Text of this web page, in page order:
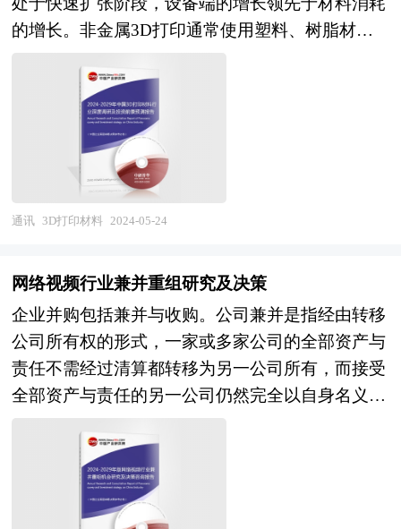
及多年的实践经验，对中国边缘AI计算盒行业的内
外部环境、行业发展现状、产业链发展状况、市场
供需、竞争格局、标杆企业、发展趋势、机会风
险、发展策略与投资建议等进行了分析，并重点分
析了我国边缘AI计算盒行业将面临的机遇与挑战，
对边缘AI计算盒行业未来的发展趋势及前景作出审
慎分析与预测。是边缘AI计算盒企业、学术科研单
位、投资企业准确了解行业最新发展动态，把握市
场机会，正确制定企业发展战略的必备参考工具，
的增长。非金属3D打印通常使用塑料、树脂材料
等，金属3D打印通常使用各类合金粉末和线材。
相比传统制造模式，非金属3D打印的优势主要在
于无模化和可定制，但受限于材料性能，其主要用
于样品和模具的生产，量和价都很难起来；而金属
3D打印除了具备无模化可定制优势外，在打印效
率和打印质量上相比传统金属加工工艺均有较为明
显的提升，具有更大的发展潜力。 本报告利用中
手市场数据，同时依据国家统计局、国家商务部、
国行业研究网、全国及海外专业研究机构提供的大
量权威资料，采用与国际同步的科学分析模型，全
面而准确地为您从行业的整体高度来架构分析体
系。让您全面、准确地把握整个3D打印材料行业
的市场走向和发展趋势。 报告对中国3D打印材料
行业的内外部环境、行业发展现状、产业链发展状
况、市场供需、竞争格局、标杆企业、发展趋势、
机会风险、发展策略与投资建议等进行了分析，并
通讯 3D打印材料 2024-05-24
网络视频行业兼并重组研究及决策
企业并购包括兼并与收购。公司兼并是指经由转移
公司所有权的形式，一家或多家公司的全部资产与
责任不需经过清算都转移为另一公司所有，而接受
全部资产与责任的另一公司仍然完全以自身名义继
续运行。公司收购则是指一家公司经由收购另一公
司的股票或股份等方式，取得该另一公司的控制权
或管理权。企业在并购及资产重组活动中会涉及到
诸多专业问题，比如并购目标公司的选定，目标公